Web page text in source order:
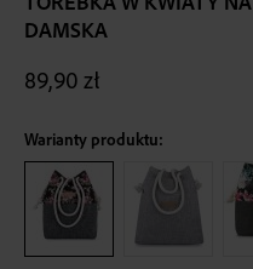
beginning
gallery
DAMSKA
89,90 zł
Warianty produktu: